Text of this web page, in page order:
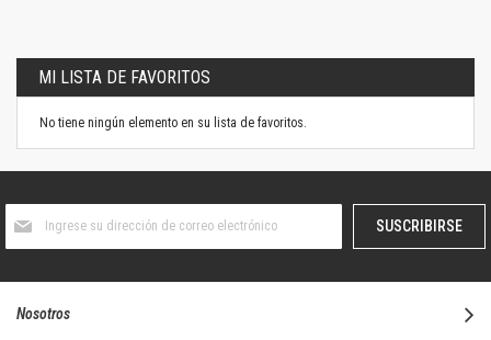
MI LISTA DE FAVORITOS
No tiene ningún elemento en su lista de favoritos.
boletín
SUSCRIBIRSE
Nosotros